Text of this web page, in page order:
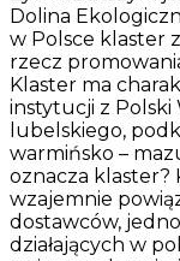
Dolina
w Polsce klaster
rzecz
Klaster ma
instytucji z Polski
lubelskiego,
warmińsko –
oznacza klaster?
wzajemnie
dostawców,
działających w